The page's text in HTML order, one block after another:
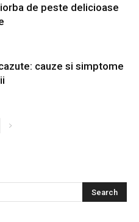
de peste delicioase
cauze si simptome